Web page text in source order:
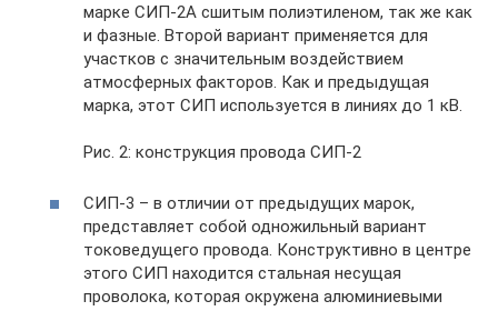
марке СИП-2А сшитым полиэтиленом, так же как
и фазные. Второй вариант применяется для
участков с значительным воздействием
атмосферных факторов. Как и предыдущая
марка, этот СИП используется в линиях до 1 кВ.
Рис. 2: конструкция провода СИП-2
СИП-3 – в отличии от предыдущих марок,
представляет собой одножильный вариант
токоведущего провода. Конструктивно в центре
этого СИП находится стальная несущая
проволока, которая окружена алюминиевыми